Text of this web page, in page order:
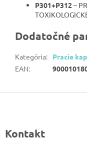
P301+P312–
Dodatočné
Kategória:
Pracie
EAN:
p
äKontakt